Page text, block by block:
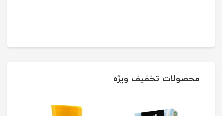
محصولات تخفیف ویژه